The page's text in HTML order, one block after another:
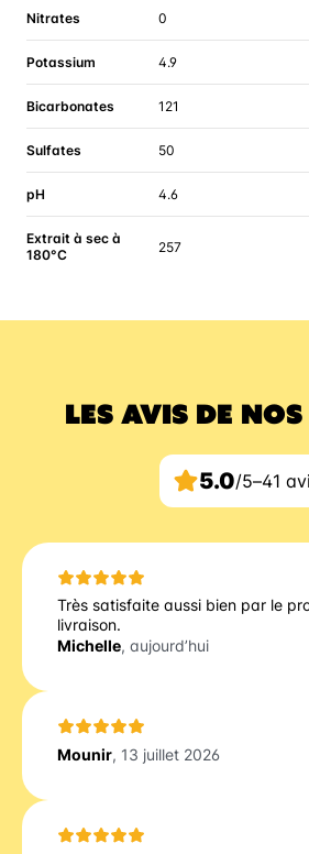
Nitrates 0
Potassium 4.9
Bicarbonates 121
Sulfates 50
pH 4.6
Extrait à sec à
180°C
257
LES AVIS DE
5.0/5–41
Très satisfaite aussi bien par le
livraison.
Michelle, aujourd’hui
Mounir, 13 juillet 2026